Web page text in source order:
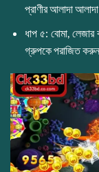
প্রাণীর আলাদা
ধাপ ৫: বোমা, লেজার
গ্রুপকে পরাজিত